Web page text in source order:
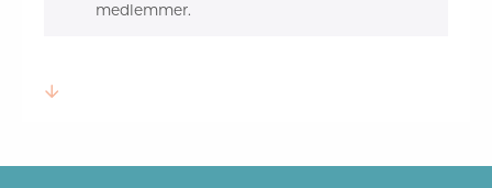
medlemmer.